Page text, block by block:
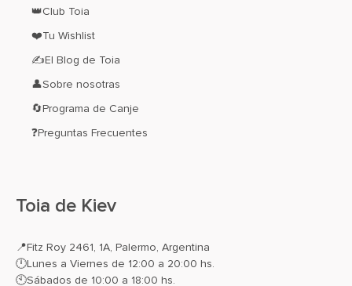
👑Club Toia
❤️Tu Wishlist
✍El Blog de Toia
👤Sobre nosotras
🔄Programa de Canje
❓Preguntas Frecuentes
Toia de Kiev
📍Fitz Roy 2461, 1A, Palermo, Argentina
🕛Lunes a Viernes de 12:00 a 20:00 hs.
🕙Sábados de 10:00 a 18:00 hs.